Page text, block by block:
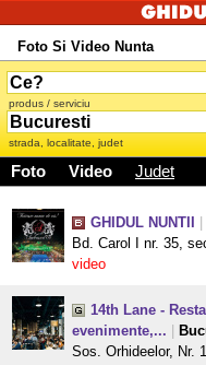
Foto Si Video Nunta
produs / serviciu
strada, localitate, judet
Foto Video Judet
GHIDUL NUNTII
Bd. Carol I nr. 35,
video
14th Lane -
evenimente,...
Sos. Orhideelor, Nr.